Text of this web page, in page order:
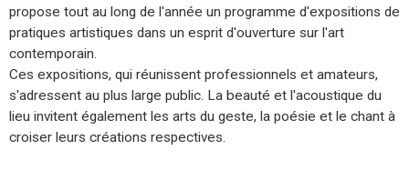
propose tout au long de l'année un programme d'expositions de
pratiques artistiques dans un esprit d'ouverture sur l'art
contemporain.
Ces expositions, qui réunissent professionnels et amateurs,
s'adressent au plus large public. La beauté et l'acoustique du
lieu invitent également les arts du geste, la poésie et le chant à
croiser leurs créations respectives.